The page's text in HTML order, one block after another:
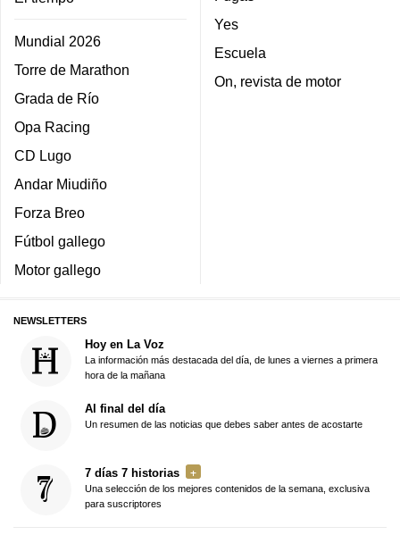
Mundial 2026
Torre de Marathon
Grada de Río
Opa Racing
CD Lugo
Andar Miudiño
Forza Breo
Fútbol gallego
Motor gallego
Yes
Escuela
On, revista de motor
NEWSLETTERS
Hoy en La Voz
La información más destacada del día, de lunes a viernes a primera
hora de la mañana
Al final del día
Un resumen de las noticias que debes saber antes de acostarte
7 días 7 historias
Una selección de los mejores contenidos de la semana, exclusiva
para suscriptores